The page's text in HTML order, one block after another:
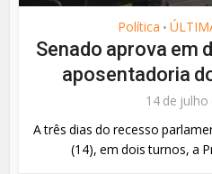
Política •
Senado aprova em
aposentadoria
14 de julho
A três dias do recesso
(14), em dois turnos, a